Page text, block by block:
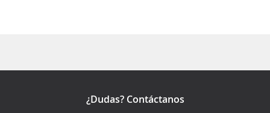
¿Dudas? Contáctanos